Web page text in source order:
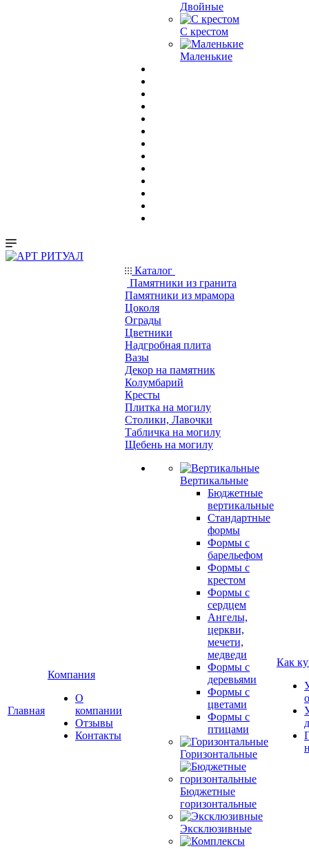
Двойные
С крестом
Маленькие
Главная
Компания
О
компании
Отзывы
Контакты
Каталог
Памятники из гранита
Памятники из мрамора
Цоколя
Ограды
Цветники
Надгробная плита
Вазы
Декор на памятник
Колумбарий
Кресты
Плитка на могилу
Столики, Лавочки
Табличка на могилу
Щебень на могилу
Вертикальные
Бюджетные
вертикальные
Стандартные
формы
Формы с
барельефом
Формы с
крестом
Формы с
сердцем
Ангелы,
церкви,
мечети,
медведи
Формы с
деревьями
Формы с
цветами
Формы с
птицами
Горизонтальные
Бюджетные
горизонтальные
Эксклюзивные
Как